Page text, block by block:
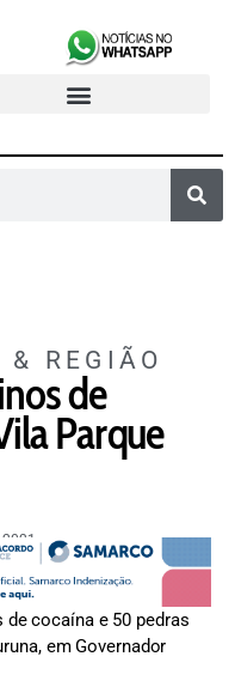
& REGIÃO
de
Parque
cocaína e 50 pedras
em Governador